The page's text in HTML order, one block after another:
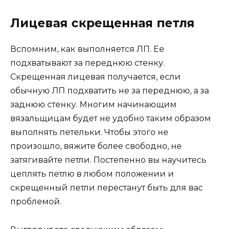
Лицевая скрещенная петля
Вспомним, как выполняется ЛП. Ее
подхватывают за переднюю стенку.
Скрещенная лицевая получается, если
обычную ЛП подхватить не за переднюю, а за
заднюю стенку. Многим начинающим
вязальщицам будет не удобно таким образом
выполнять петельки. Чтобы этого не
произошло, вяжите более свободно, не
затягивайте петли. Постепенно вы научитесь
цеплять петлю в любом положении и
скрещенный петли перестанут быть для вас
проблемой.